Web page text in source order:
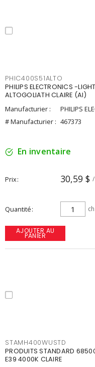
PHIC400S51ALTO
PHILIPS ELECTRONICS -
ALTOGOLIATH CLAIRE (AI)
Manufacturier :
PHILIPS
# Manufacturier : 467373
En inventaire
Prix 30,59 $
Quantité ch
AJOUTER AU
PANIER
STAMH400WUSTD
PRODUITS STANDARD
E39 4000K CLAIRE